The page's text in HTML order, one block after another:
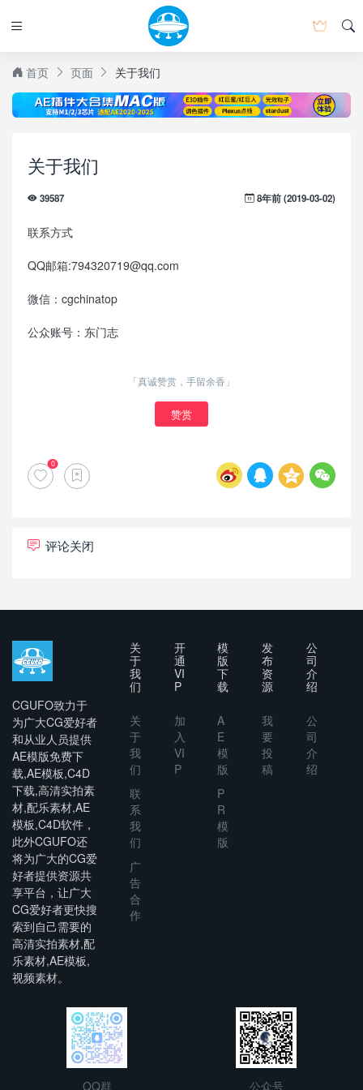
首页 页面 关于我们
关于我们
39587 8年前 (2019-03-02)
联系方式
QQ邮箱:794320719@qq.com
微信：cgchinatop
公众账号：东门志
「真诚赞赏，手留余香」
赞赏
0
评论关闭
CGUFO致力于
为广大CG爱好者
和从业人员提供
AE模版免费下
载,AE模板,C4D
下载,高清实拍素
材,配乐素材,AE
模板,C4D软件，
此外CGUFO还
将为广大的CG爱
好者提供资源共
享平台，让广大
CG爱好者更快搜
索到自己需要的
高清实拍素材,配
乐素材,AE模板,
视频素材。
关
于
我
们
关
于
我
们
联
系
我
们
广
告
合
作
开
通
VI
P
加
入
VI
P
模
版
下
载
A
E
模
版
P
R
模
版
发
布
资
源
我
要
投
稿
公
司
介
绍
公
司
介
绍
QQ群 公众号